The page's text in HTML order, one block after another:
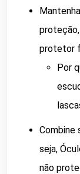
protetor
Por
Combine
seja,
não